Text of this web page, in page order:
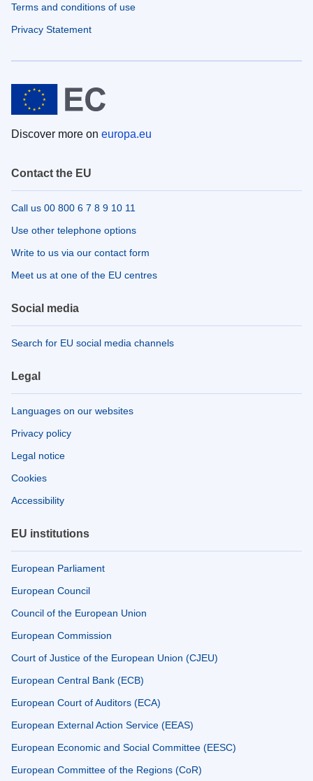
Terms and conditions of use
Privacy Statement
Discover more on europa.eu
Contact the EU
Call us 00 800 6 7 8 9 10 11
Use other telephone options
Write to us via our contact form
Meet us at one of the EU centres
Social media
Search for EU social media channels
Legal
Languages on our websites
Privacy policy
Legal notice
Cookies
Accessibility
EU institutions
European Parliament
European Council
Council of the European Union
European Commission
Court of Justice of the European Union (CJEU)
European Central Bank (ECB)
European Court of Auditors (ECA)
European External Action Service (EEAS)
European Economic and Social Committee (EESC)
European Committee of the Regions (CoR)